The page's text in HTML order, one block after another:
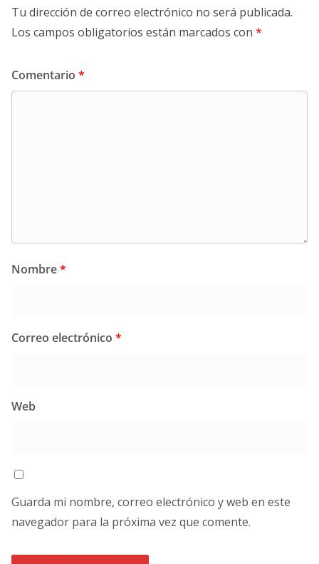
Tu dirección de correo electrónico no será publicada.
Los campos obligatorios están marcados con *
Comentario *
Nombre*
Correo electrónico *
Web
Guarda mi nombre, correo electrónico y web en este
navegador para la próxima vez que comente.